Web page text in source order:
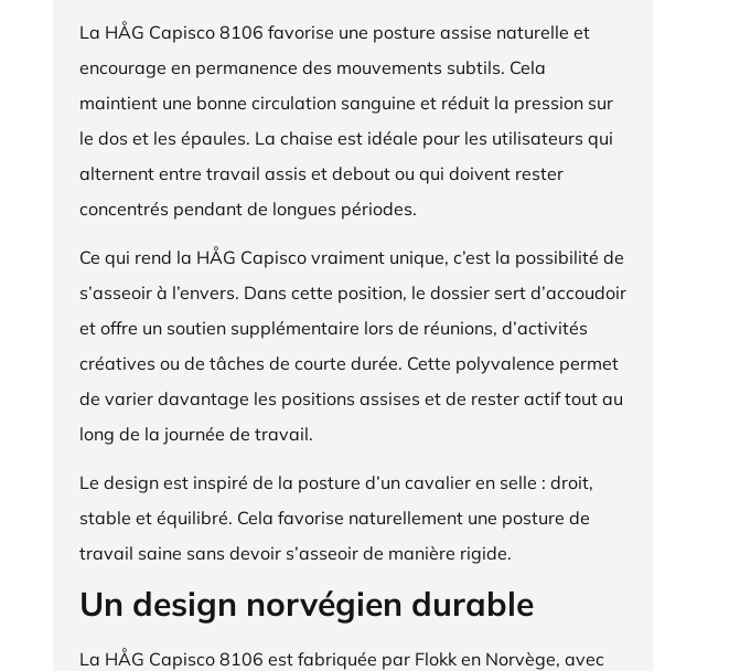
La HÅG Capisco 8106 favorise une posture assise naturelle et
encourage en permanence des mouvements subtils. Cela
maintient une bonne circulation sanguine et réduit la pression sur
le dos et les épaules. La chaise est idéale pour les utilisateurs qui
alternent entre travail assis et debout ou qui doivent rester
concentrés pendant de longues périodes.
Ce qui rend la HÅG Capisco vraiment unique, c’est la possibilité de
s’asseoir à l’envers. Dans cette position, le dossier sert d’accoudoir
et offre un soutien supplémentaire lors de réunions, d’activités
créatives ou de tâches de courte durée. Cette polyvalence permet
de varier davantage les positions assises et de rester actif tout au
long de la journée de travail.
Le design est inspiré de la posture d’un cavalier en selle : droit,
stable et équilibré. Cela favorise naturellement une posture de
travail saine sans devoir s’asseoir de manière rigide.
Un design norvégien durable
La HÅG Capisco 8106 est fabriquée par Flokk en Norvège, avec